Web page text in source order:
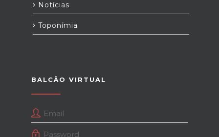
Notícias
Toponímia
BALCÃO VIRTUAL